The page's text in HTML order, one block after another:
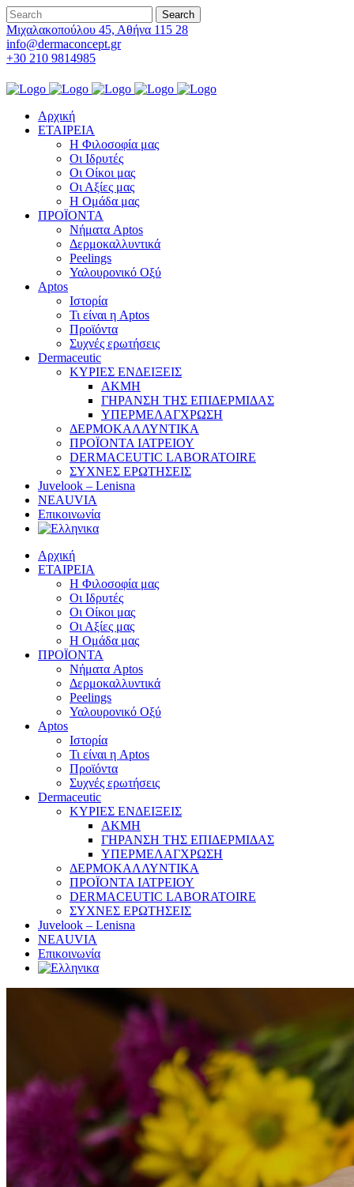
Μιχαλακοπούλου 45, Αθήνα 115 28
info@dermaconcept.gr
+30 210 9814985
Αρχική
ΕΤΑΙΡΕΙΑ
Η Φιλοσοφία μας
Οι Ιδρυτές
Οι Οίκοι μας
Οι Αξίες μας
Η Ομάδα μας
ΠΡΟΪΟΝΤΑ
Νήματα Aptos
Δερμοκαλλυντικά
Peelings
Υαλουρονικό Οξύ
Aptos
Ιστορία
Τι είναι η Aptos
Προϊόντα
Συχνές ερωτήσεις
Dermaceutic
ΚΥΡΙΕΣ ΕΝΔΕΙΞΕΙΣ
ΑΚΜΗ
ΓΗΡΑΝΣΗ ΤΗΣ ΕΠΙΔΕΡΜΙΔΑΣ
ΥΠΕΡΜΕΛΑΓΧΡΩΣΗ
ΔΕΡΜΟΚΑΛΛΥΝΤΙΚΑ
ΠΡΟΪΟΝΤΑ ΙΑΤΡΕΙΟΥ
DERMACEUTIC LABORATOIRE
ΣΥΧΝΕΣ ΕΡΩΤΗΣΕΙΣ
Juvelook – Lenisna
NEAUVIA
Επικοινωνία
Αρχική
ΕΤΑΙΡΕΙΑ
Η Φιλοσοφία μας
Οι Ιδρυτές
Οι Οίκοι μας
Οι Αξίες μας
Η Ομάδα μας
ΠΡΟΪΟΝΤΑ
Νήματα Aptos
Δερμοκαλλυντικά
Peelings
Υαλουρονικό Οξύ
Aptos
Ιστορία
Τι είναι η Aptos
Προϊόντα
Συχνές ερωτήσεις
Dermaceutic
ΚΥΡΙΕΣ ΕΝΔΕΙΞΕΙΣ
ΑΚΜΗ
ΓΗΡΑΝΣΗ ΤΗΣ ΕΠΙΔΕΡΜΙΔΑΣ
ΥΠΕΡΜΕΛΑΓΧΡΩΣΗ
ΔΕΡΜΟΚΑΛΛΥΝΤΙΚΑ
ΠΡΟΪΟΝΤΑ ΙΑΤΡΕΙΟΥ
DERMACEUTIC LABORATOIRE
ΣΥΧΝΕΣ ΕΡΩΤΗΣΕΙΣ
Juvelook – Lenisna
NEAUVIA
Επικοινωνία